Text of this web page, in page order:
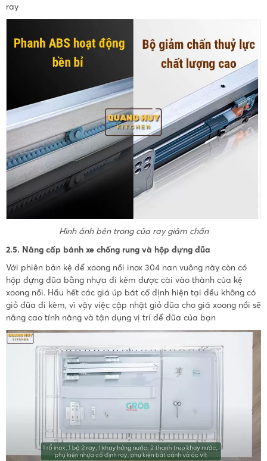
ray
Hình ảnh bên trong của ray giảm chấn
2.5. Nâng cấp bánh xe chống rung và hộp đựng đũa
Với phiên bản kệ để xoong nồi inox 304 nan vuông này còn có
hộp đựng đũa bằng nhựa đi kèm được cài vào thành của kệ
xoong nồi. Hầu hết các giá úp bát cố định hiện tại đều không có
giỏ đũa đi kèm, vì vậy việc cập nhật giỏ đũa cho giá xoong nồi sẽ
nâng cao tính năng và tận dụng vị trí để đũa của bạn